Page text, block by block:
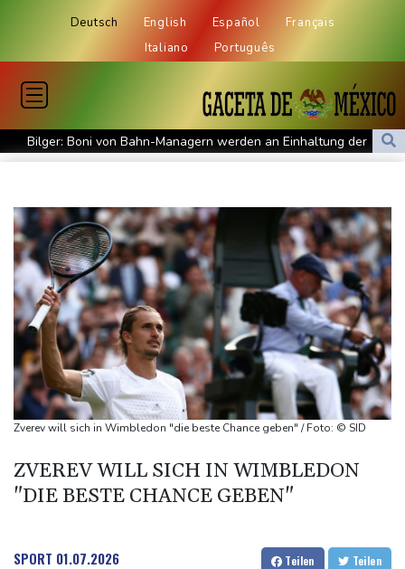
Deutsch English Español
Français
Italiano
Português
Bilger: Boni von Bahn-Managern werden an Einhaltung der
Vorgaben des Bundes geknüpft
Torlos gegen Kaiserslautern: Stotterstart von Wolfsburg
Ätna auf Sizilien ausgebrochen - Flugverkehr in Catania
zeitweise eingeschränkt
Doppelpack Freigang: Frankfurt schlägt auch Malmö
Explosion mutmaßlich ukrainischer Drohne in Bulgarien löst
diplomatische Verstimmung aus
Selenskyj warnt vor Folgen russischer Angriffe - Vucic für
Integrität der Ukraine
Sieg auf der längsten Etappe: Vollering übernimmt
Drohne explodiert an der Grenze zwischen Rumänien und
Bulgarien nahe Gaspipeline
Zverev will sich in Wimbledon "die beste Chance geben" / Foto: © SID
ZVEREV WILL SICH IN WIMBLEDON
"DIE BESTE CHANCE GEBEN"
SPORT 01.07.2026 Teilen Teilen